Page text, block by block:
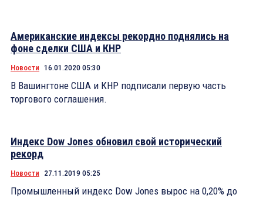
Американские индексы рекордно поднялись на
фоне сделки США и КНР
Новости 16.01.2020 05:30
В Вашингтоне США и КНР подписали первую часть
торгового соглашения.
Индекс Dow Jones обновил свой исторический
рекорд
Новости 27.11.2019 05:25
Промышленный индекс Dow Jones вырос на 0,20% до